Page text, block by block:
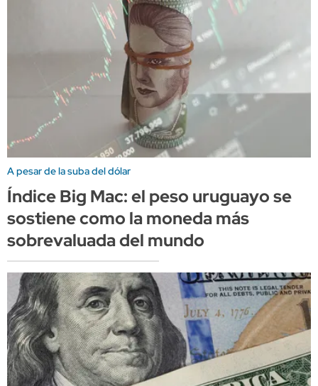
A pesar de la suba del dólar
Índice Big Mac: el peso uruguayo se
sostiene como la moneda más
sobrevaluada del mundo